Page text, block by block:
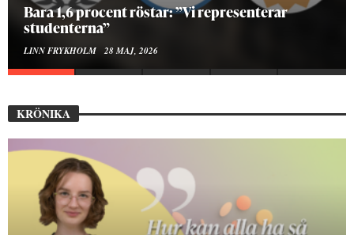
Bara 1,6 procent röstar: ”Vi representerar
studenterna”
LINN FRYKHOLM 28 MAJ, 2026
KRÖNIKA